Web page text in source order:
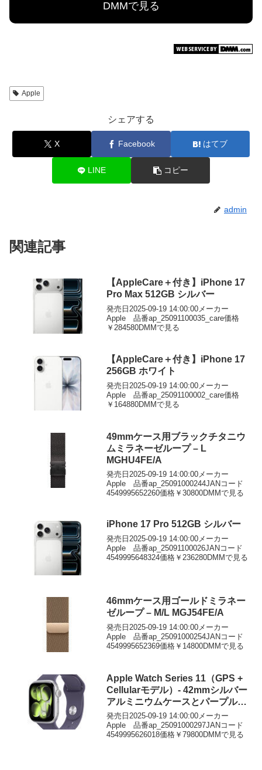
DMMで見る
Apple
シェアする
X Facebook はてブ
LINE コピー
admin
関連記事
【AppleCare＋付き】iPhone 17
Pro Max 512GB シルバー
発売日2025-09-19 14:00:00メーカー
Apple 品番ap_25091100035_care価格
￥284580DMMで見る
【AppleCare＋付き】iPhone 17
256GB ホワイト
発売日2025-09-19 14:00:00メーカー
Apple 品番ap_25091100002_care価格
￥164880DMMで見る
49mmケース用ブラックチタニウ
ムミラネーゼループ – L
MGHU4FE/A
発売日2025-09-19 14:00:00メーカー
Apple 品番ap_25091000244JANコード
4549995652260価格￥30800DMMで見る
iPhone 17 Pro 512GB シルバー
発売日2025-09-19 14:00:00メーカー
Apple 品番ap_25091100026JANコード
4549995648324価格￥236280DMMで見る
46mmケース用ゴールドミラネー
ゼループ – M/L MGJ54FE/A
発売日2025-09-19 14:00:00メーカー
Apple 品番ap_25091000254JANコード
4549995652369価格￥14800DMMで見る
Apple Watch Series 11（GPS +
Cellularモデル）- 42mmシルバー
アルミニウムケースとパープルフ
ォグスポーツバンド – S/M
発売日2025-09-19 14:00:00メーカー
Apple 品番ap_25091000297JANコード
4549995626018価格￥79800DMMで見る